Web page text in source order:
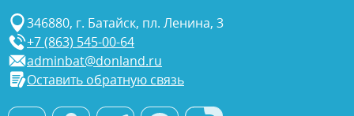
346880, г. Батайск, пл. Ленина, 3
+7 (863) 545-00-64
adminbat@donland.ru
Оставить обратную связь